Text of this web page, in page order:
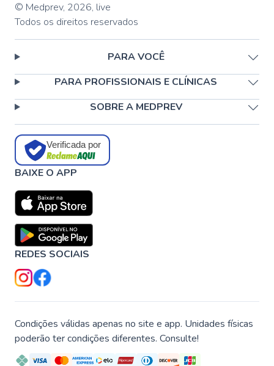
© Medprev, 2026, live
Todos os direitos reservados
PARA VOCÊ
PARA PROFISSIONAIS E CLÍNICAS
SOBRE A MEDPREV
Verificada por
BAIXE O APP
REDES SOCIAIS
Condições válidas apenas no site e app. Unidades físicas
poderão ter condições diferentes. Consulte!